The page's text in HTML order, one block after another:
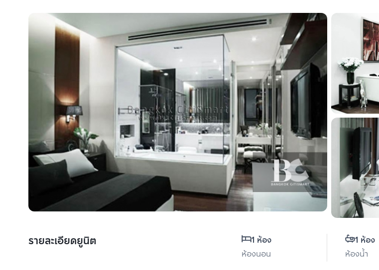
รายละเอียดยูนิต
1 ห้อง
ห้องนอน
1 ห้อง
ห้องน้ำ
เพิ่มยูนิตเปรียบเทียบ
รายการที่ 1
เพิ่มยูนิตเปรียบเทียบ